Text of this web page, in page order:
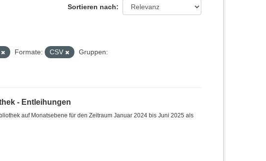
Sortieren nach
Formate: CSV
Gruppen:
- Entleihungen
auf Monatsebene für den Zeitraum Januar 2024 bis Juni 2025 als